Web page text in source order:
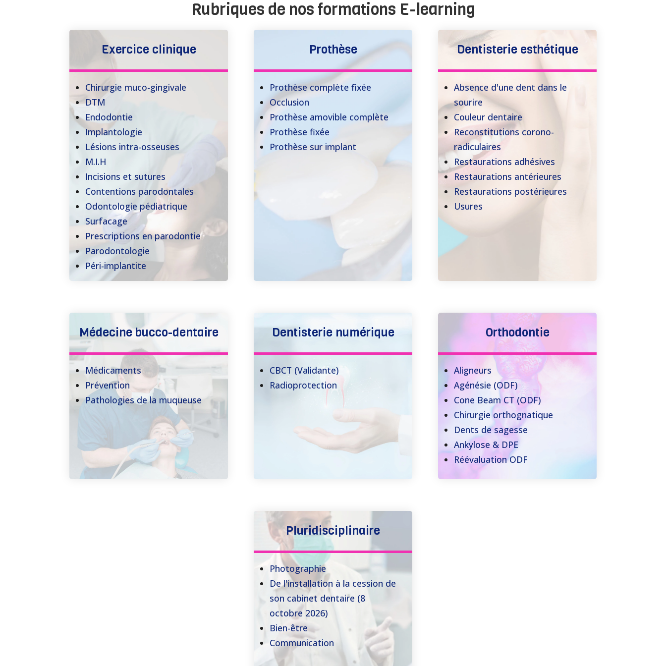
Rubriques de nos formations E-learning
Exercice clinique
Chirurgie muco-gingivale
DTM
Endodontie
Implantologie
Lésions intra-osseuses
M.I.H
Incisions et sutures
Contentions parodontales
Odontologie pédiatrique
Surfacage
Prescriptions en parodontie
Parodontologie
Péri-implantite
Prothèse
Prothèse complète fixée
Occlusion
Prothèse amovible complète
Prothèse fixée
Prothèse sur implant
Dentisterie esthétique
Absence d'une dent dans le
sourire
Couleur dentaire
Reconstitutions corono-
radiculaires
Restaurations adhésives
Restaurations antérieures
Restaurations postérieures
Usures
Médecine bucco-dentaire
Médicaments
Prévention
Pathologies de la muqueuse
Dentisterie numérique
CBCT (Validante)
Radioprotection
Orthodontie
Aligneurs
Agénésie (ODF)
Cone Beam CT (ODF)
Chirurgie orthognatique
Dents de sagesse
Ankylose & DPE
Réévaluation ODF
Pluridisciplinaire
Photographie
De l'installation à la cession de
son cabinet dentaire (8
octobre 2026)
Bien-être
Communication